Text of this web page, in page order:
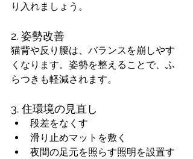
り入れましょう。
2. 姿勢改善
猫背や反り腰は、バランスを崩しやす
くなります。姿勢を整えることで、ふ
らつきも軽減されます。
3. 住環境の見直し
段差をなくす
滑り止めマットを敷く
夜間の足元を照らす照明を設置す